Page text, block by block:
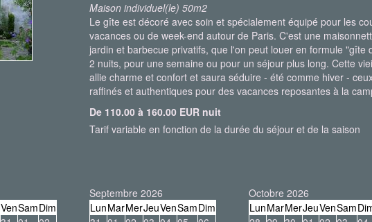
Maison individuel(le) 50m2
Le gîte est décoré avec soin et spécialement équipé pour les
vacances ou de week-end autour de Paris. C'est une
jardin et barbecue privatifs, que l'on peut louer en formule
2 nuits, pour une semaine ou pour un séjour plus long. Cette
allie charme et confort et saura séduire - été comme hiver -
raffinés et authentiques pour des vacances reposantes à la
De 110.00 à 160.00 EUR nuit
Tarif variable en fonction de la durée du séjour et de la saison
VenSamDim
Septembre 2026
LunMarMerJeuVenSamDim
Octobre 2026
LunMarMerJeuVenSam